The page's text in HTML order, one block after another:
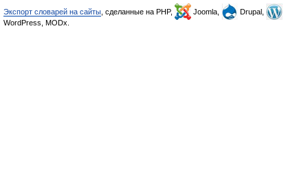
Экспорт словарей на сайты , сделанные на PHP, Joomla,
Drupal,
WordPress, MODx.